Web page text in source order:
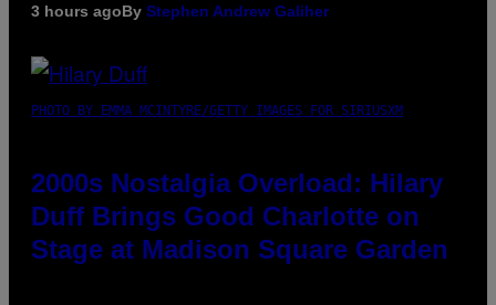
3 hours agoBy Stephen Andrew Galiher
PHOTO BY EMMA MCINTYRE/GETTY IMAGES FOR SIRIUSXM
2000s Nostalgia Overload: Hilary
Duff Brings Good Charlotte on
Stage at Madison Square Garden